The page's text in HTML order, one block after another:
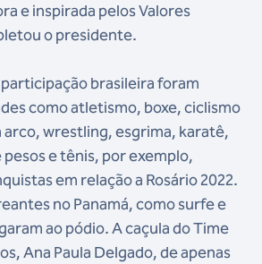
e inspirada pelos Valores
o presidente.
brasileira foram
como atletismo, boxe, ciclismo
wrestling, esgrima, karatê,
e tênis, por exemplo,
em relação a Rosário 2022.
no Panamá, como surfe e
ao pódio. A caçula do Time
Ana Paula Delgado, de apenas